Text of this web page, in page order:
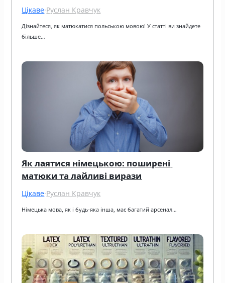
Цікаве·Руслан Кравчук
Дізнайтеся, як матюкатися польською мовою! У статті ви знайдете
більше…
Як лаятися німецькою: поширені
матюки та лайливі вирази
Цікаве·Руслан Кравчук
Німецька мова, як і будь-яка інша, має багатий арсенал…